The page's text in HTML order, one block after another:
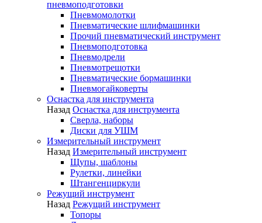
пневмоподготовки
Пневмомолотки
Пневматические шлифмашинки
Прочий пневматический инструмент
Пневмоподготовка
Пневмодрели
Пневмотрещотки
Пневматические бормашинки
Пневмогайковерты
Оснастка для инструмента
Назад Оснастка для инструмента
Сверла, наборы
Диски для УШМ
Измерительный инструмент
Назад Измерительный инструмент
Щупы, шаблоны
Рулетки, линейки
Штангенциркули
Режущий инструмент
Назад Режущий инструмент
Топоры